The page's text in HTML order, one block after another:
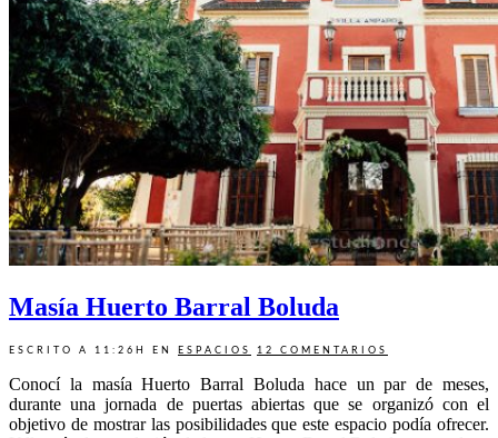
Masía Huerto Barral Boluda
ESCRITO A 11:26H EN ESPACIOS 12 COMENTARIOS
Conocí la masía Huerto Barral Boluda hace un par de meses,
durante una jornada de puertas abiertas que se organizó con el
objetivo de mostrar las posibilidades que este espacio podía ofrecer.